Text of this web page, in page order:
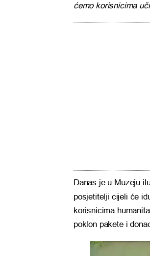
ćemo korisnicima
Danas je u Muzeju
posjetitelji cijeli će
korisnicima
poklon pakete i